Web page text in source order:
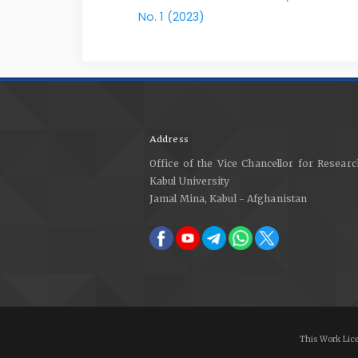
No. 1 (2023)
Address
Office of the Vice Chancellor for
Kabul University
Jamal Mina, Kabul - Afghanistan
This Work